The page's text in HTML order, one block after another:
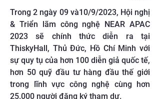
Trong 2 ngày 09 và10/9/2023, Hội nghị
& Triển lãm công nghệ NEAR APAC
2023 sẽ chính thức diễn ra tại
ThiskyHall, Thủ Đức, Hồ Chí Minh với
sự quy tụ của hơn 100 diễn giả quốc tế,
hơn 50 quỹ đầu tư hàng đầu thế giới
trong lĩnh vực công nghệ cùng hơn
25.000 người đăng ký tham dự.